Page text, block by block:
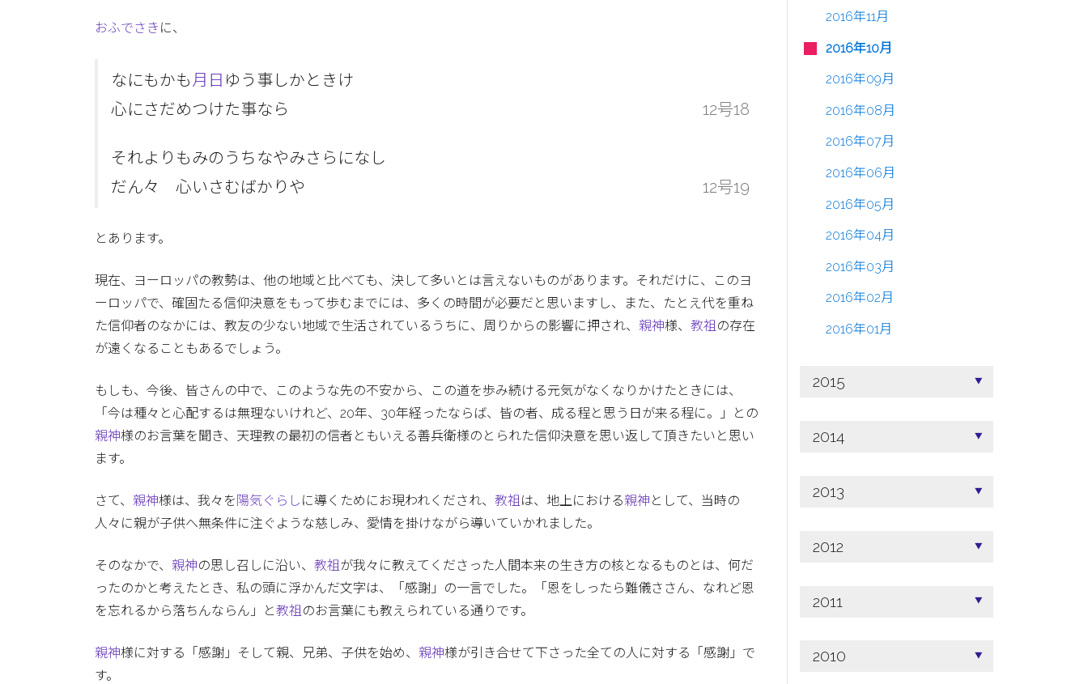
おふでさき に、
なにもかも月日 ゆう事しかときけ
心にさだめつけた事なら
12号18
それよりもみのうちなやみさらになし
だん々 心いさむばかりや
12号19
とあります。
現在、ヨーロッパの教勢は、他の地域と比べても、決して多いとは言えないものがあります。それだけに、このヨ
ーロッパで、確固たる信仰決意をもって歩むまでには、多くの時間が必要だと思いますし、また、たとえ代を重ね
た信仰者のなかには、教友の少ない地域で生活されているうちに、周りからの影響に押され、 親神様、 教祖 の存在
が遠くなることもあるでしょう。
もしも、今後、皆さんの中で、このような先の不安から、この道を歩み続ける元気がなくなりかけたときには、
「今は種々と心配するは無理ないけれど、20年、30年経ったならば、皆の者、成る程と思う日が来る程に。」との
親神様のお言葉を聞き、天理教の最初の信者ともいえる善兵衛様のとられた信仰決意を思い返して頂きたいと思い
ます。
さて、 親神様は、我々を 陽気ぐらし に導くためにお現われくだされ、 教祖 は、地上における親神 として、当時の
人々に親が子供へ無条件に注ぐような慈しみ、愛情を掛けながら導いていかれました。
そのなかで、 親神の思し召しに沿い、 教祖が我々に教えてくださった人間本来の生き方の核となるものとは、何だ
ったのかと考えたとき、私の頭に浮かんだ文字は、「感謝」の一言でした。「恩をしったら難儀ささん、なれど恩
を忘れるから落ちんならん」と教祖 のお言葉にも教えられている通りです。
親神様に対する「感謝」そして親、兄弟、子供を始め、 親神様が引き合せて下さった全ての人に対する「感謝」で
す。
2016年11月
2016年10月
2016年09月
2016年08月
2016年07月
2016年06月
2016年05月
2016年04月
2016年03月
2016年02月
2016年01月
2015
2014
2013
2012
2011
2010